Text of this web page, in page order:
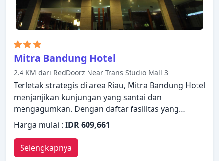
Mitra Bandung Hotel
2.4 KM dari RedDoorz Near Trans Studio Mall 3
Terletak strategis di area Riau, Mitra Bandung Hotel
menjanjikan kunjungan yang santai dan
mengagumkan. Dengan daftar fasilitas yang
lengkap, tamu akan merasakan pengalaman
menginap di properti yang nyaman. Layanan kamar
24 jam, WiFi gratis di semua kamar, satpam 24 jam,
layanan kebersihan harian, layanan taksi hanyalah
Harga mulai : IDR 609,661
Selengkapnya